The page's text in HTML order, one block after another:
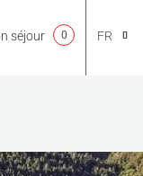
FR
séjour 0